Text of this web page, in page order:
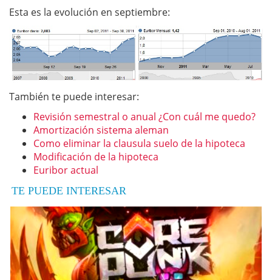
Esta es la evolución en septiembre:
También te puede interesar:
Revisión semestral o anual ¿Con cuál me quedo?
Amortización sistema aleman
Como eliminar la clausula suelo de la hipoteca
Modificación de la hipoteca
Euribor actual
TE PUEDE INTERESAR